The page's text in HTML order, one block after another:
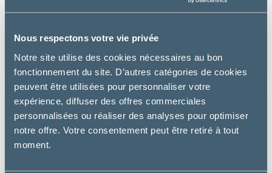
Nous respectons votre vie privée
Notre site utilise des cookies nécessaires au bon
fonctionnement du site. D’autres catégories de cookies
peuvent être utilisées pour personnaliser votre
expérience, diffuser des offres commerciales
personnalisées ou réaliser des analyses pour optimiser
notre offre. Votre consentement peut être retiré à tout
moment.
Royal Canin
URINARY S/O MORCEAUX - CHAT
19.99 €